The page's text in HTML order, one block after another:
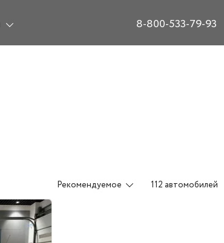
8-800-533-79-93
Рекомендуемое 112 автомобилей